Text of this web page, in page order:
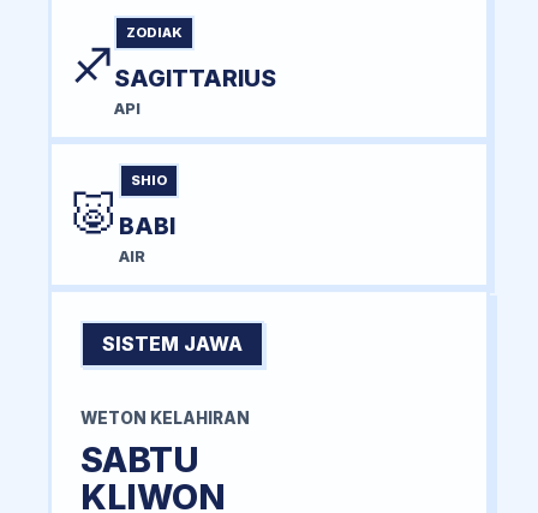
♐
ZODIAK
SAGITTARIUS
API
🐷
SHIO
BABI
AIR
SISTEM JAWA
WETON KELAHIRAN
SABTU
KLIWON